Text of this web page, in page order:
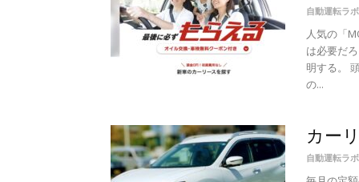
自動運転ラ
人気の「
は必要だ
明する。
の...
カー
自動運転ラ